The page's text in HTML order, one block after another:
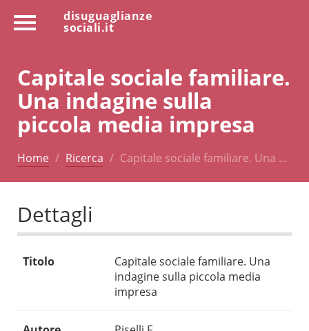
disuguaglianze
sociali.it
Capitale sociale familiare.
Una indagine sulla
piccola media impresa
Home Ricerca Capitale sociale familiare. Una …
Dettagli
Titolo
Capitale sociale familiare. Una
indagine sulla piccola media
impresa